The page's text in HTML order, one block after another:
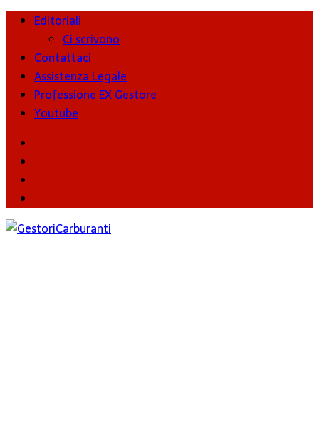
Editoriali
Ci scrivono
Contattaci
Assistenza Legale
Professione EX Gestore
Youtube